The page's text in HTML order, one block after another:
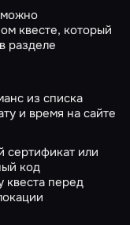
квесте, который
разделе
из списка
и время на сайте
сертификат или
код
квеста перед